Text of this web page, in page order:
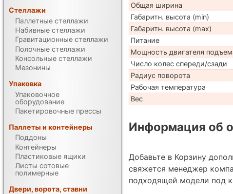
Общая ширина
Габаритн. высота (min)
Габаритн. высота (max)
Питание
Мощность двигателя
Число колес спереди/сзади
Радиус поворота
Рабочая температура
Вес
Информация об
Добавьте в Корзину
свяжется менеджер
подходящей модели под
Стеллажи
Паллетные стеллажи
Набивные стеллажи
Гравитационные стеллажи
Полочные стеллажи
Консольные стеллажи
Мезонины
Упаковка
Упаковочное
оборудование
Пакетировочные прессы
Паллеты и контейнеры
Поддоны
Контейнеры
Пластиковые ящики
Листы сотовые
полимерные
Двери, ворота, ставни